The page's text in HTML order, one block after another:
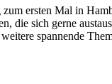
ersten Mal in
die sich gerne
spannende